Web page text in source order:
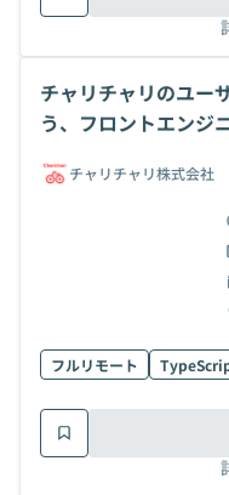
チャリチャリのユー
う、フロントエンジ
チャリチャリ株式会社
フルリモート